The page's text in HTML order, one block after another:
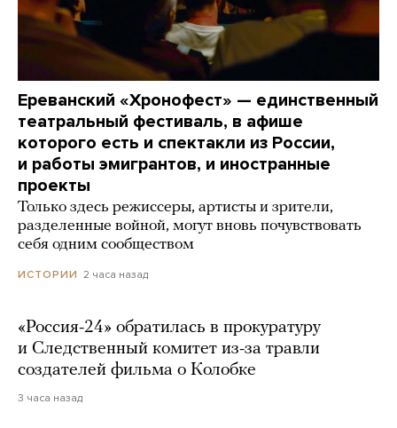
Ереванский «Хронофест» — единственный
театральный фестиваль, в афише
которого есть и спектакли из России,
и работы эмигрантов, и иностранные
проекты
Только здесь режиссеры, артисты и зрители,
разделенные войной, могут вновь почувствовать
себя одним сообществом
ИСТОРИИ 2 часа назад
«Россия-24» обратилась в прокуратуру
и Следственный комитет из-за травли
создателей фильма о Колобке
3 часа назад